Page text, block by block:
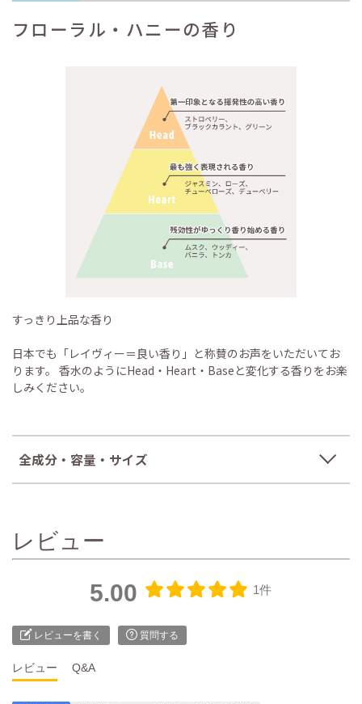
フローラル・ハニーの香り
すっきり上品な香り
日本でも「レイヴィー＝良い香り」と称賛のお声をいただいてお
ります。 香水のようにHead・Heart・Baseと変化する香りをお楽
しみください。
全成分・容量・サイズ
レビュー
5.00 1件
レビューを書く 質問する
レビュー Q&A